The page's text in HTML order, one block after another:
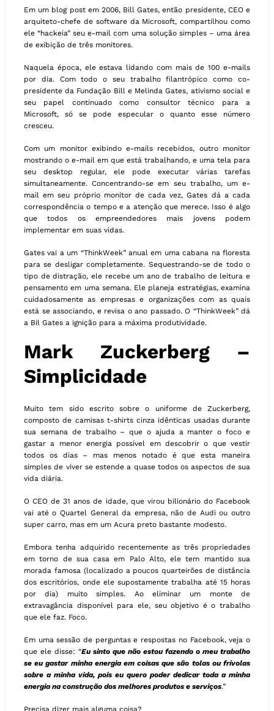
Em um blog post em 2006, Bill Gates, então presidente, CEO e
arquiteto-chefe de software da Microsoft, compartilhou como
ele “hackeia” seu e-mail com uma solução simples – uma área
de exibição de três monitores.
Naquela época, ele estava lidando com mais de 100 e-mails
por dia. Com todo o seu trabalho filantrópico como co-
presidente da Fundação Bill e Melinda Gates, ativismo social e
seu papel continuado como consultor técnico para a
Microsoft, só se pode especular o quanto esse número
cresceu.
Com um monitor exibindo e-mails recebidos, outro monitor
mostrando o e-mail em que está trabalhando, e uma tela para
seu desktop regular, ele pode executar várias tarefas
simultaneamente. Concentrando-se em seu trabalho, um e-
mail em seu próprio monitor de cada vez, Gates dá a cada
correspondência o tempo e a atenção que merece. Isso é algo
que todos os empreendedores mais jovens podem
implementar em suas vidas.
Gates vai a um “ThinkWeek” anual em uma cabana na floresta
para se desligar completamente. Sequestrando-se de todo o
tipo de distração, ele recebe um ano de trabalho de leitura e
pensamento em uma semana. Ele planeja estratégias, examina
cuidadosamente as empresas e organizações com as quais
está se associando, e revisa o ano passado. O “ThinkWeek” dá
a Bil Gates a ignição para a máxima produtividade.
Mark Zuckerberg –
Simplicidade
Muito tem sido escrito sobre o uniforme de Zuckerberg,
composto de camisas t-shirts cinza idênticas usadas durante
sua semana de trabalho – que o ajuda a manter o foco e
gastar a menor energia possível em descobrir o que vestir
todos os dias – mas menos notado é que esta maneira
simples de viver se estende a quase todos os aspectos de sua
vida diária.
O CEO de 31 anos de idade, que virou bilionário do Facebook
vai até o Quartel General da empresa, não de Audi ou outro
super carro, mas em um Acura preto bastante modesto.
Embora tenha adquirido recentemente as três propriedades
em torno de sua casa em Palo Alto, ele tem mantido sua
morada famosa (localizado a poucos quarteirões de distância
dos escritórios, onde ele supostamente trabalha até 15 horas
por dia) muito simples. Ao eliminar um monte de
extravagância disponível para ele, seu objetivo é o trabalho
que ele faz. Foco.
Em uma sessão de perguntas e respostas no Facebook, veja o
que ele disse: “Eu sinto que não estou fazendo o meu trabalho
se eu gastar minha energia em coisas que são tolas ou frívolas
sobre a minha vida, pois eu quero poder dedicar toda a minha
energia na construção dos melhores produtos e serviços.”
Precisa dizer mais alguma coisa?